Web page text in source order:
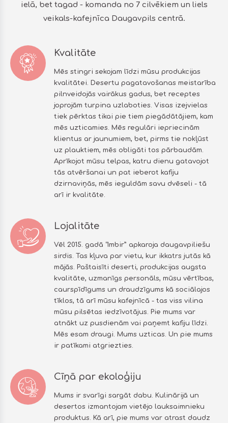
ielā, bet tagad - komanda no 7 cilvēkiem un liels
veikals-kafejnīca Daugavpils centrā.
Kvalitāte
Mēs stingri sekojam līdzi mūsu produkcijas
kvalitātei. Desertu pagatavošanas meistarība
pilnveidojās vairākus gadus, bet receptes
joprojām turpina uzlaboties. Visas izejvielas
tiek pērktas tikai pie tiem piegādātājiem, kam
mēs uzticamies. Mēs regulāri iepriecinām
klientus ar jaunumiem, bet, pirms tie nokļūst
uz plauktiem, mēs obligāti tos pārbaudām.
Aprīkojot mūsu telpas, katru dienu gatavojot
tās atvēršanai un pat ieberot kafiju
dzirnaviņās, mēs ieguldām savu dvēseli - tā
arī ir kvalitāte.
Lojalitāte
Vēl 2015. gadā “Imbir” apkaroja daugavpiliešu
sirdis. Tas kļuva par vietu, kur ikkatrs jutās kā
mājās. Paštaisīti deserti, produkcijas augsta
kvalitāte, uzmanīgs personāls, mūsu vērtības,
caurspīdīgums un draudzīgums kā sociālajos
tīklos, tā arī mūsu kafejnīcā - tas viss vilina
mūsu pilsētas iedzīvotājus. Pie mums var
atnākt uz pusdienām vai paņemt kafiju līdzi.
Mēs esam draugi. Mums uzticas. Un pie mums
ir patīkami atgriezties.
Cīņā par ekoloģiju
Mums ir svarīgi sargāt dabu. Kulinārijā un
desertos izmantojam vietējo lauksaimnieku
produktus. Kā arī, pie mums var atrast daudz